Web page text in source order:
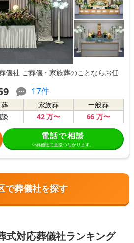
儀社 ご葬儀・家族葬のことならお任
17件
家族葬
42万〜
一般葬
66 万〜
電話で相談
※葬儀社に直接つながります。
で葬儀社を探す
式対応葬儀社ランキング